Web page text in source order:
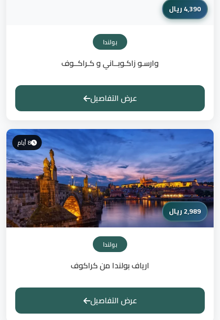
4,390 ريال
بولندا
وارسـو زاكـوبــاني و كـراكــوف
عرض التفاصيل
8 أيام
2,989 ريال
بولندا
ارياف بولندا من كراكوف
عرض التفاصيل